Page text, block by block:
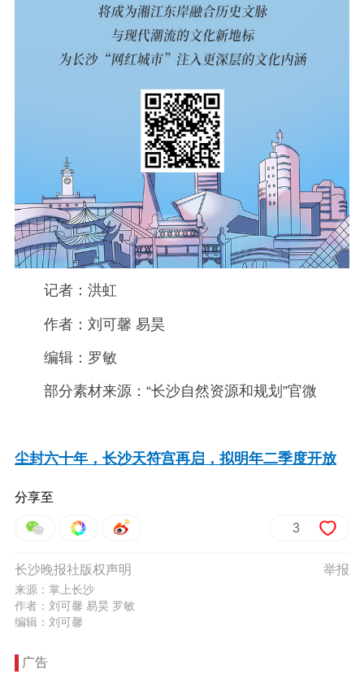
记者：洪虹
作者：刘可馨 易昊
编辑：罗敏
部分素材来源：“长沙自然资源和规划”官微
尘封六十年，长沙天符宫再启，拟明年二季度开放
分享至
3
举报
长沙晚报社版权声明
来源：掌上长沙
作者：刘可馨 易昊 罗敏
编辑：刘可馨
广告